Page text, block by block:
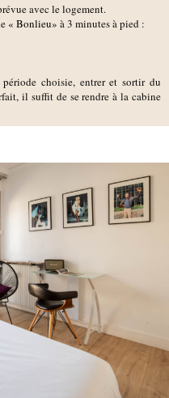
avec le logement.
« Bonlieu» à 3 minutes à pied :
choisie, entrer et sortir du
il suffit de se rendre à la cabine